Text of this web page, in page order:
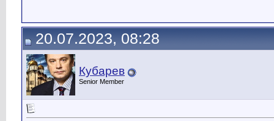
20.07.2023, 08:28
Кубарев
Senior Member